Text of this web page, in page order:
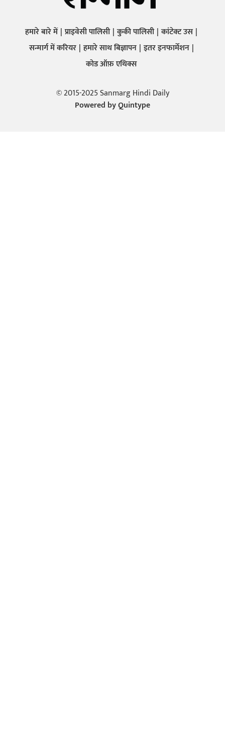
हमारे बारे में प्राइवेसी पालिसी कुकी पालिसी कांटेक्ट उस
सन्मार्ग में करियर हमारे साथ बिज्ञापन इतर इनफार्मेशन
कोड ऑफ़ एथिक्स
© 2015-2025 Sanmarg Hindi Daily
Powered byQuintype